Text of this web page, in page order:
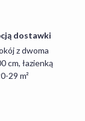
dostawki
z dwoma
cm, łazienką
29 m²